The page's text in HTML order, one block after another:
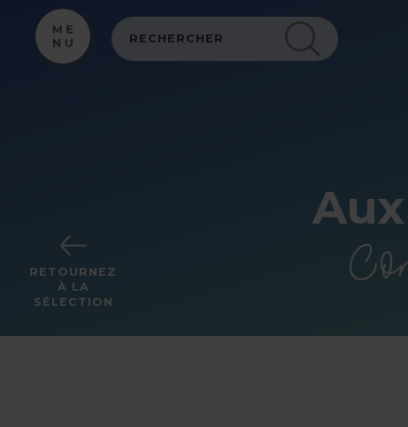
RETOURNEZ
À LA
SÉLECTION
Panneau de gestion des cookies